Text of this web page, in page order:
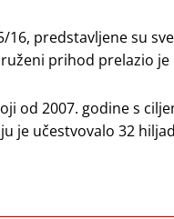
16, predstavljene su
prihod prelazio
od 2007. godine s
je učestvovalo 32